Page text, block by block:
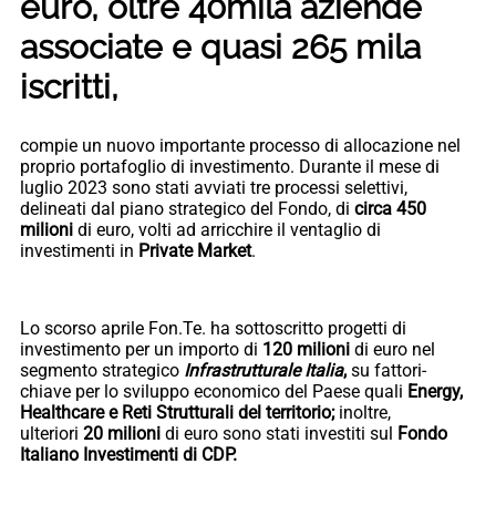
associate e quasi 265 mila
iscritti,
compie un nuovo importante processo di allocazione nel
proprio portafoglio di investimento. Durante il mese di
luglio 2023 sono stati avviati tre processi selettivi,
delineati dal piano strategico del Fondo, di circa 450
milioni di euro, volti ad arricchire il ventaglio di
investimenti in Private Market.
Lo scorso aprile Fon.Te. ha sottoscritto progetti di
investimento per un importo di 120 milioni di euro nel
segmento strategico Infrastrutturale Italia, su fattori-
chiave per lo sviluppo economico del Paese quali Energy,
Healthcare e Reti Strutturali del territorio; inoltre,
ulteriori 20 milioni di euro sono stati investiti sul Fondo
Italiano Investimenti di CDP.